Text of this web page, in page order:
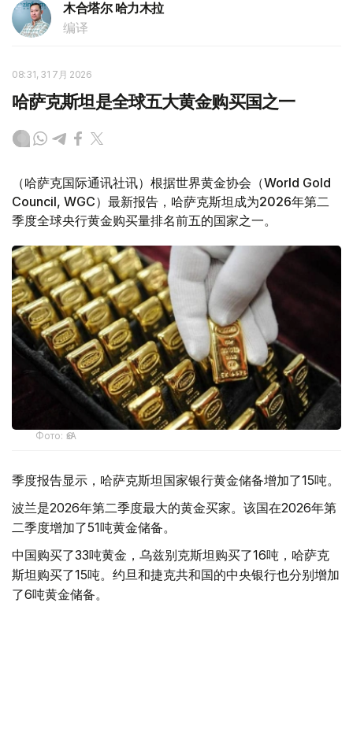
木合塔尔 哈力木拉
编译
08:31, 31 7月 2026
哈萨克斯坦是全球五大黄金购买国之一
（哈萨克国际通讯社讯）根据世界黄金协会（World Gold
Council, WGC）最新报告，哈萨克斯坦成为2026年第二
季度全球央行黄金购买量排名前五的国家之一。
Фото: ӨзА
季度报告显示，哈萨克斯坦国家银行黄金储备增加了15吨。
波兰是2026年第二季度最大的黄金买家。该国在2026年第
二季度增加了51吨黄金储备。
中国购买了33吨黄金，乌兹别克斯坦购买了16吨，哈萨克
斯坦购买了15吨。约旦和捷克共和国的中央银行也分别增加
了6吨黄金储备。